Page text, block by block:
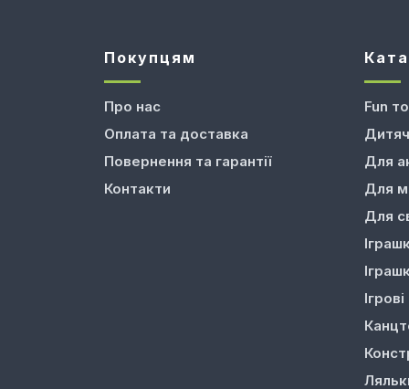
Покупцям
Про нас
Оплата та доставка
Повернення та гарантії
Контакти
Fun
Для
Для
Для